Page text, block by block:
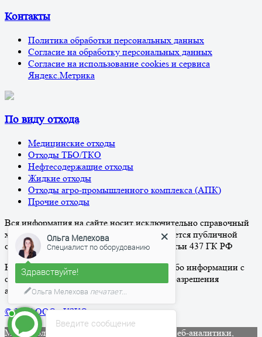
Контакты
Политика обработки персональных данных
Согласие на обработку персональных данных
Согласие на использование cookies и сервиса
Яндекс.Метрика
По виду отхода
Медицинские отходы
Отходы ТБО/ТКО
Нефтесодержащие отходы
Жидкие отходы
Отходы агро-промышленного комплекса (АПК)
Прочие отходы
Вся информация на сайте носит исключительно справочный
характер и ни при каких условиях не является публичной
офертой, определяемой положениями Статьи 437 ГК РФ
Копирование и распространение какой-либо информации с
сайта строго запрещено без письменного разрешения
администрации
© 2026 ООО «КЗКО»
Мы используем файлы
и сервисы веб-аналитики,
Введите сообщение
Ольга Мелехова
Специалист по оборудованию
Здравствуйте!
Ольга Мелехова печатает...